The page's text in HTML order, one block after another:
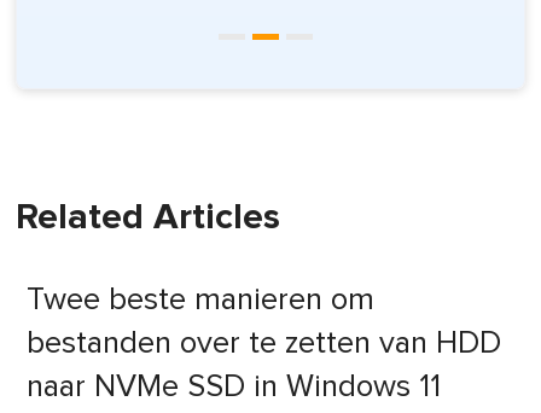
Related Articles
Twee beste manieren om
bestanden over te zetten van HDD
naar NVMe SSD in Windows 11